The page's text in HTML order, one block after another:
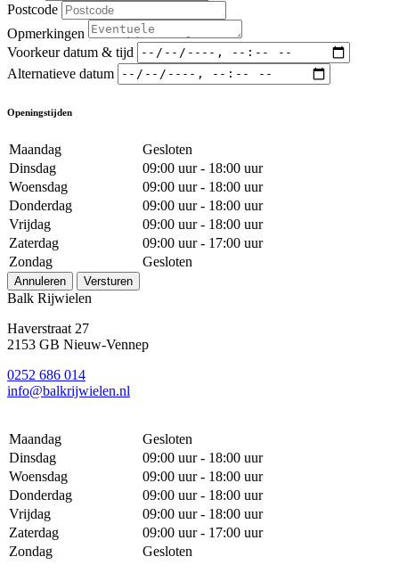
Postcode
Opmerkingen
Voorkeur datum & tijd
Alternatieve datum
Openingstijden
Maandag
Gesloten
Dinsdag
09:00 uur - 18:00 uur
Woensdag
09:00 uur - 18:00 uur
Donderdag
09:00 uur - 18:00 uur
Vrijdag
09:00 uur - 18:00 uur
Zaterdag
09:00 uur - 17:00 uur
Zondag
Gesloten
Annuleren Versturen
Balk Rijwielen
Haverstraat 27
2153 GB Nieuw-Vennep
0252 686 014
info@balkrijwielen.nl
Maandag
Gesloten
Dinsdag
09:00 uur - 18:00 uur
Woensdag
09:00 uur - 18:00 uur
Donderdag
09:00 uur - 18:00 uur
Vrijdag
09:00 uur - 18:00 uur
Zaterdag
09:00 uur - 17:00 uur
Zondag
Gesloten